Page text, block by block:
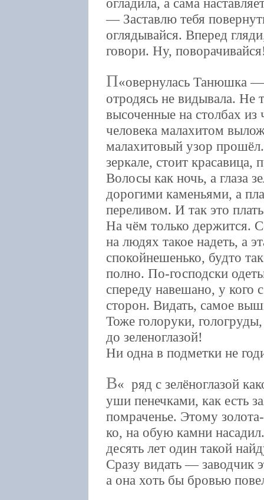
— Заставлю тебя
оглядывайся. Вперед
говори. Ну,
П овернулась Танюшка
отродясь не видывала. Не
высоченные на столбах из
человека малахитом
малахитовый узор
зеркале, стоит красавица,
Волосы как ночь, а глаза
дорогими каменьями, а
переливом. И так это
На чём только держится.
на людях такое надеть, а
спокойнешенько, будто
полно. По-господски
спереду навешано, у кого
сторон. Видать, самое
Тоже голоруки,
до зеленоглазой!
Ни одна в подметки не
В
ряд с зелёноглазой
уши пенечками, как есть
помраченье. Этому
ко, на обую камни
десять лет один такой
Сразу видать — заводчик
а она хоть бы бровью